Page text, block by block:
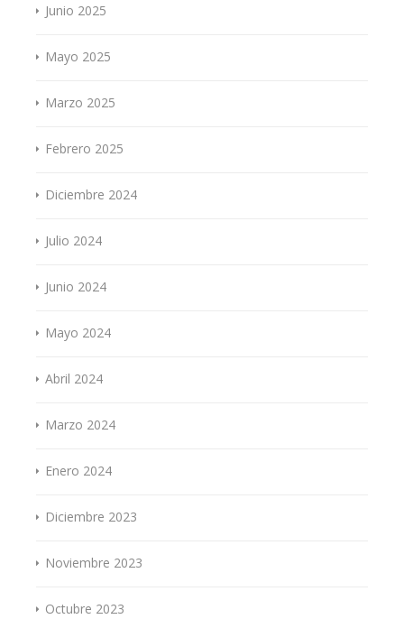
Junio 2025
Mayo 2025
Marzo 2025
Febrero 2025
Diciembre 2024
Julio 2024
Junio 2024
Mayo 2024
Abril 2024
Marzo 2024
Enero 2024
Diciembre 2023
Noviembre 2023
Octubre 2023